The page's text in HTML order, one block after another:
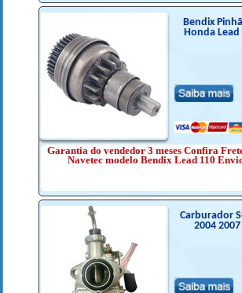
Bendix
Honda Lead
Garantia do vendedor 3 meses Confira
Navetec modelo Bendix Lead 110
Carburador
2004